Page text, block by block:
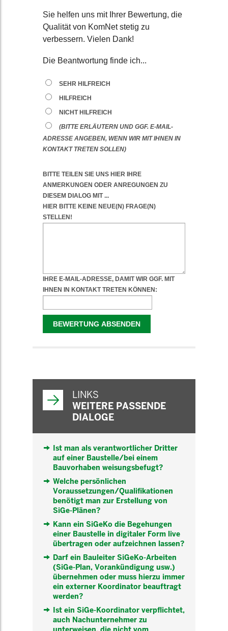
LINKS
WEITERE PASSENDE
DIALOGE
Ist man als verantwortlicher Dritter
auf einer Baustelle/bei einem
Bauvorhaben weisungsbefugt?
Welche persönlichen
Voraussetzungen/Qualifikationen
benötigt man zur Erstellung von
SiGe-Plänen?
Kann ein SiGeKo die Begehungen
einer Baustelle in digitaler Form live
übertragen oder aufzeichnen lassen?
Darf ein Bauleiter SiGeKo-Arbeiten
(SiGe-Plan, Vorankündigung usw.)
übernehmen oder muss hierzu immer
ein externer Koordinator beauftragt
werden?
Ist ein SiGe-Koordinator verpflichtet,
auch Nachunternehmer zu